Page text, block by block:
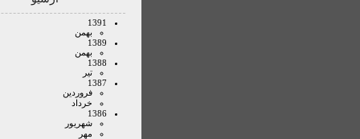
1391
بهمن
1389
بهمن
1388
تير
1387
فروردين
خرداد
1386
شهريور
مهر